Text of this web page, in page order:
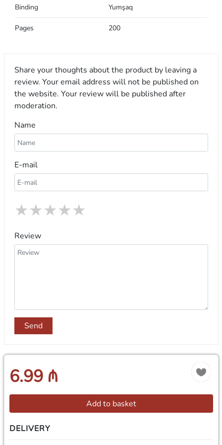
Binding Yumşaq
Pages 200
Share your thoughts about the product by leaving a
review. Your email address will not be published on
the website. Your review will be published after
moderation.
Name
E-mail
★
★
★
★
★
Review
Send
6.99 ₼
Add to basket
DELIVERY